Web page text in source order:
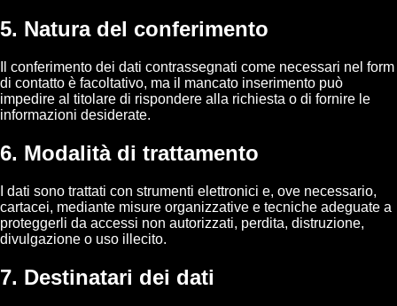
5. Natura del conferimento
Il conferimento dei dati contrassegnati come necessari nel form
di contatto è facoltativo, ma il mancato inserimento può
impedire al titolare di rispondere alla richiesta o di fornire le
informazioni desiderate.
6. Modalità di trattamento
I dati sono trattati con strumenti elettronici e, ove necessario,
cartacei, mediante misure organizzative e tecniche adeguate a
proteggerli da accessi non autorizzati, perdita, distruzione,
divulgazione o uso illecito.
7. Destinatari dei dati